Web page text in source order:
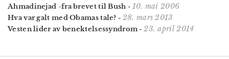
Ahmadinejad -fra brevet til Bush - 10. mai 2006
Hva var galt med Obamas tale? - 28. mars 2013
Vesten lider av benektelsessyndrom -23. april 2014